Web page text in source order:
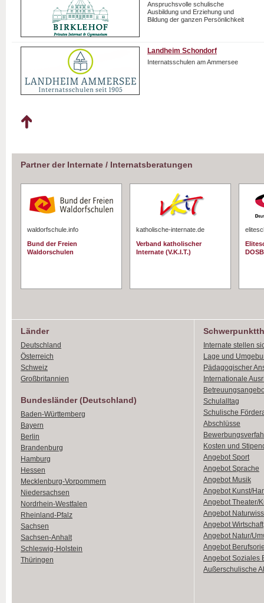
Anspruchsvolle schulische
Ausbildung und Erziehung und
Bildung der ganzen Persönlichkeit
Landheim Schondorf
Internatsschulen am Ammersee
Partner der Internate / Internatsberatungen
waldorfschule.info
Bund der Freien
Waldorschulen
katholische-internate.de
Verband katholischer
Internate (V.K.I.T.)
DOSB
Länder
Deutschland
Österreich
Schweiz
Großbritannien
Bundesländer (Deutschland)
Baden-Württemberg
Bayern
Berlin
Brandenburg
Hamburg
Hessen
Mecklenburg-Vorpommern
Niedersachsen
Nordrhein-Westfalen
Rheinland-Pfalz
Sachsen
Sachsen-Anhalt
Schleswig-Holstein
Thüringen
Internate stellen
Lage und
Pädagogischer
Internationale
Schulalltag
Schulische
Abschlüsse
Kosten und
Angebot Sport
Angebot Sprache
Angebot Musik
Angebot Kunst/
Angebot Theater/
Angebot
Angebot Wirtschaft
Angebot Natur/
Angebot
Angebot Soziales
Außerschulische